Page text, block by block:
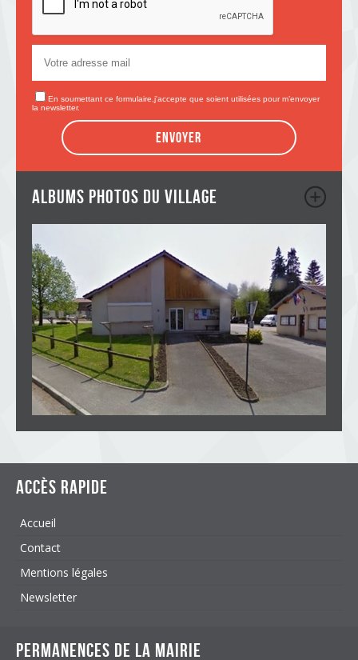
En soumettant ce formulaire,j'accepte que soient utilisées pour m’envoyer
la newsletter.
Envoyer
albums photos du village
Accès rapide
Accueil
Contact
Mentions légales
Newsletter
Permanences de la mairie